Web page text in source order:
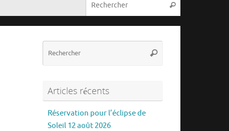
Rechercher
Rechercher
Articles récents
Réservation pour l’éclipse de
Soleil 12 août 2026